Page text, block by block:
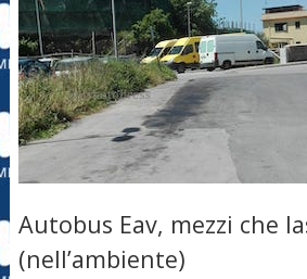
Autobus Eav, mezzi che
(nell’ambiente)